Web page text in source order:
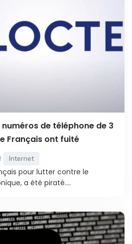
de téléphone de 3
Français ont fuité
Internet
pour lutter contre le
a été piraté....